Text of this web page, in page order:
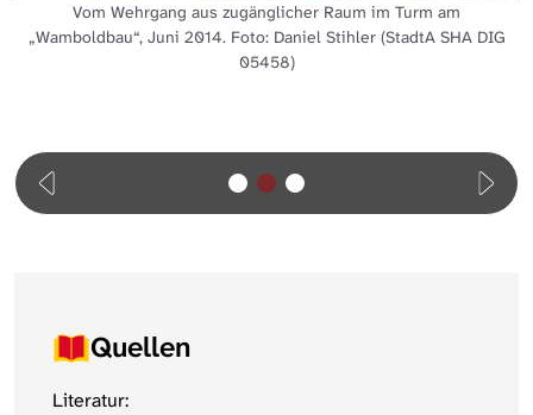
Vom Wehrgang aus zugänglicher Raum im Turm am
„Wamboldbau“, Juni 2014. Foto: Daniel Stihler (StadtA SHA DIG
05458)
Quellen
Literatur: